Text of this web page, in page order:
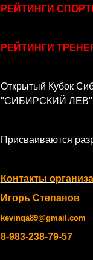
РЕЙТИНГИ
РЕЙТИНГИ
Открытый Кубок
"СИБИРСКИЙ ЛЕВ",
Присваиваются
Контакты
Игорь Степанов
kevinqa89@gmail.com
8-983-238-79-57